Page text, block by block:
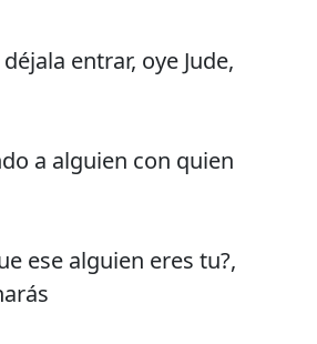
entrar, oye Jude,
a alguien con quien
ese alguien eres tu?,